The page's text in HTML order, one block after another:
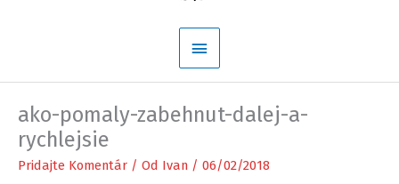
Hlavné
Menu
ako-pomaly-zabehnut-dalej-a-
rychlejsie
Pridajte Komentár / Od Ivan / 06/02/2018